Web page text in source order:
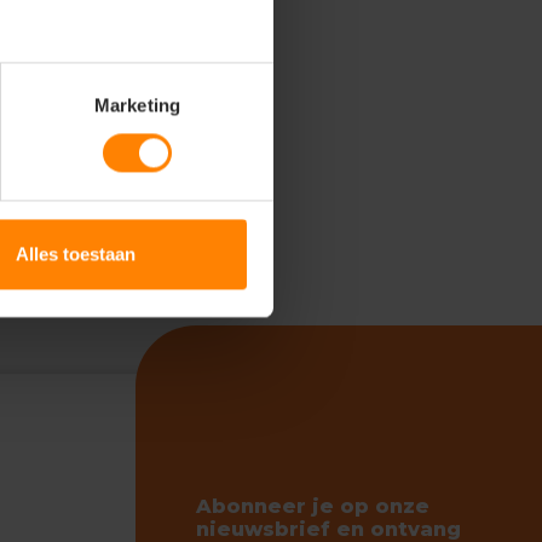
Marketing
Alles toestaan
Abonneer je op onze
nieuwsbrief en ontvang